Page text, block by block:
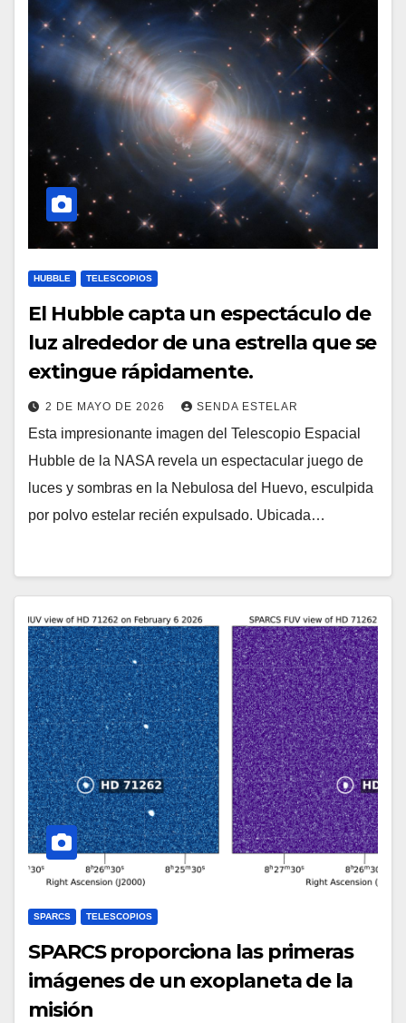
HUBBLE TELESCOPIOS
El Hubble capta un espectáculo de
luz alrededor de una estrella que se
extingue rápidamente.
2 DE MAYO DE 2026 SENDA ESTELAR
Esta impresionante imagen del Telescopio Espacial
Hubble de la NASA revela un espectacular juego de
luces y sombras en la Nebulosa del Huevo, esculpida
por polvo estelar recién expulsado. Ubicada…
SPARCS TELESCOPIOS
SPARCS proporciona las primeras
imágenes de un exoplaneta de la
misión